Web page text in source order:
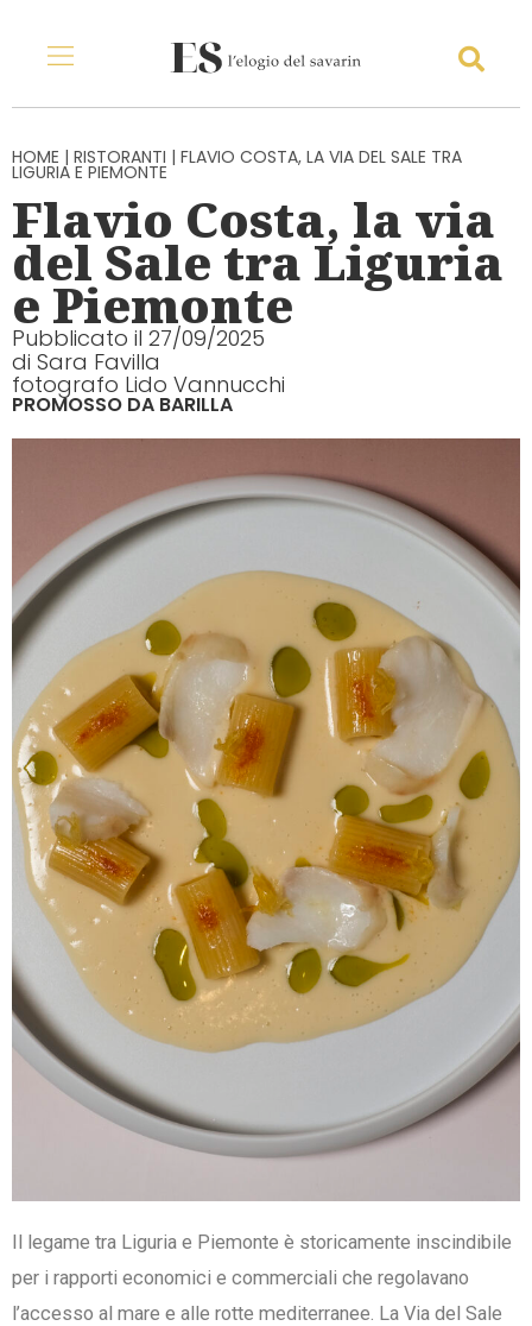
Menu
HOME | RISTORANTI | FLAVIO COSTA, LA VIA DEL SALE TRA
LIGURIA E PIEMONTE
Flavio Costa, la via
del Sale tra Liguria
e Piemonte
Pubblicato il 27/09/2025
di Sara Favilla
fotografo Lido Vannucchi
PROMOSSO DA BARILLA
Il legame tra Liguria e Piemonte è storicamente inscindibile
per i rapporti economici e commerciali che regolavano
l’accesso al mare e alle rotte mediterranee. La Via del Sale